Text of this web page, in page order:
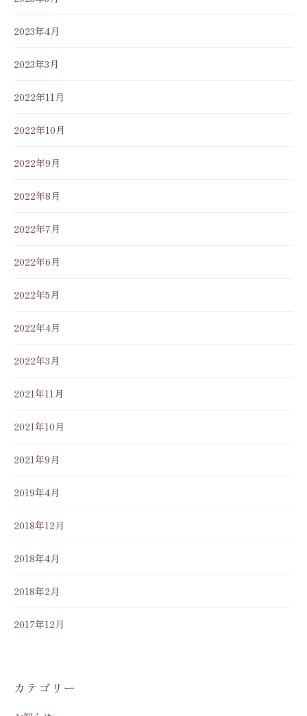
2023年4月
2023年3月
2022年11月
2022年10月
2022年9月
2022年8月
2022年7月
2022年6月
2022年5月
2022年4月
2022年3月
2021年11月
2021年10月
2021年9月
2019年4月
2018年12月
2018年4月
2018年2月
2017年12月
カテゴリー